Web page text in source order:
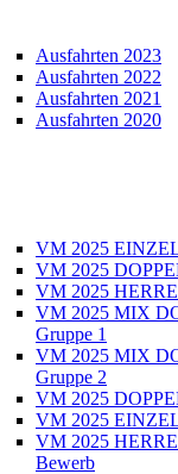
Ausfahrten 2023
Ausfahrten 2022
Ausfahrten 2021
Ausfahrten 2020
VM 2025
VM 2025
VM 2025
VM 2025 MIX
Gruppe 1
VM 2025 MIX
Gruppe 2
VM 2025
VM 2025
VM 2025
Bewerb